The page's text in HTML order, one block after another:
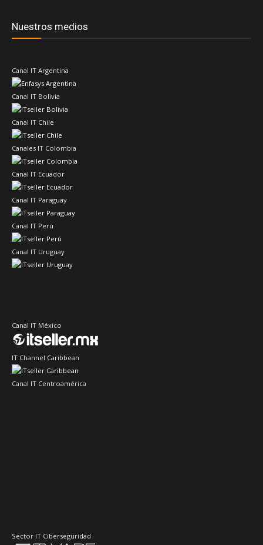
Nuestros medios
Canal IT Argentina
Canal IT Bolivia
Canal IT Chile
Canales IT Colombia
Canal IT Ecuador
Canal IT Paraguay
Canal IT Perú
Canal IT Uruguay
Canal IT México
IT Channel Caribbean
Canal IT Centroamérica
Sector IT Ciberseguridad